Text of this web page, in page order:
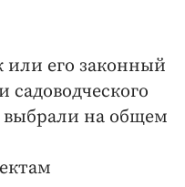
или его законный
выбрали на общем